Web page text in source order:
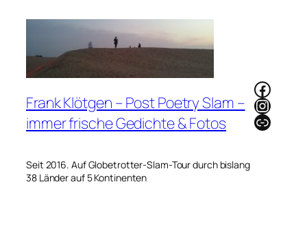
Frank Klötgen – Post Poetry Slam –
immer frische Gedichte & Fotos
Seit 2016. Auf Globetrotter-Slam-Tour durch bislang
38 Länder auf 5 Kontinenten
Link